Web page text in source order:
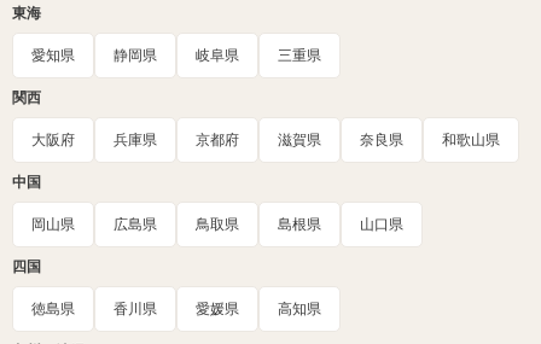
東海
愛知県 静岡県 岐阜県 三重県
関西
大阪府 兵庫県 京都府 滋賀県 奈良県 和歌山県
中国
岡山県 広島県 鳥取県 島根県 山口県
四国
徳島県 香川県 愛媛県 高知県